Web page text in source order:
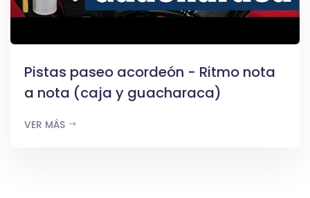
Pistas paseo acordeón - Ritmo nota
a nota (caja y guacharaca)
VER MÁS